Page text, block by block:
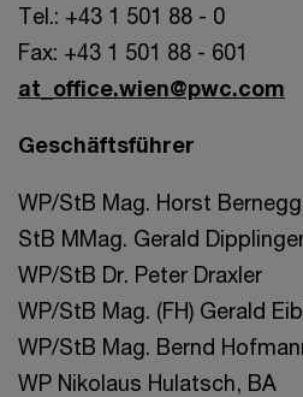
Tel.: +43 1 501 88 - 0
Fax: +43 1 501 88 - 601
at_office.wien@pwc.com
Geschäftsführer
WP/StB Mag. Horst
StB MMag. Gerald
WP/StB Dr. Peter Draxler
WP/StB Mag. (FH) Gerald
WP/StB Mag. Bernd
WP Nikolaus Hulatsch, BA